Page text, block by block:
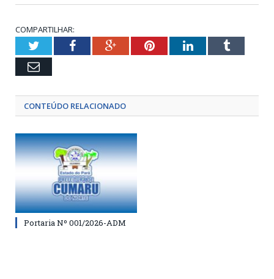
COMPARTILHAR:
TwitterFacebookGoogle+PinterestLinkedInTumblr
Email
CONTEÚDO RELACIONADO
Portaria Nº 001/2026-ADM